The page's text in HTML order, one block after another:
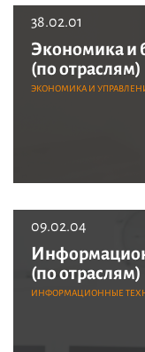
38.02.01
Экономика и
(по отраслям)
ЭКОНОМИКА И
09.02.04
(по отраслям)
ИНФОРМАЦИОННЫЕ